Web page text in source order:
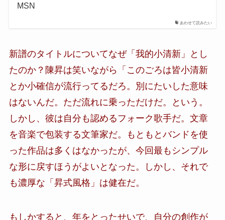
あわせて読みたい
MSN
新譜のタイトルについてなぜ「我的小清新」とし
たのか？陳昇は笑いながら「このごろは皆小清新
とか小確信が流行ってるだろ。別にたいした意味
はないんだ。ただ流れに乗っただけだ。という。
しかし、彼は自分も認めるフォーク歌手だ。文章
を音楽で包装する文筆家だ。もともとバンドを使
った作品は多くはなかったが、今回最もシンプル
な形に戻すほうがよいとなった。しかし、それで
も濃厚な「昇式風格」は健在だ。
もしかすると、年をとったせいで、自分の創作が